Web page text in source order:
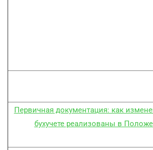
Первичная документация: как
бухучете реализованы в